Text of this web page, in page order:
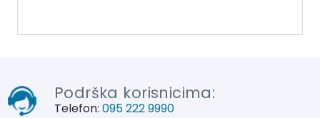
Podrška korisnicima:
Telefon: 095 222 9990